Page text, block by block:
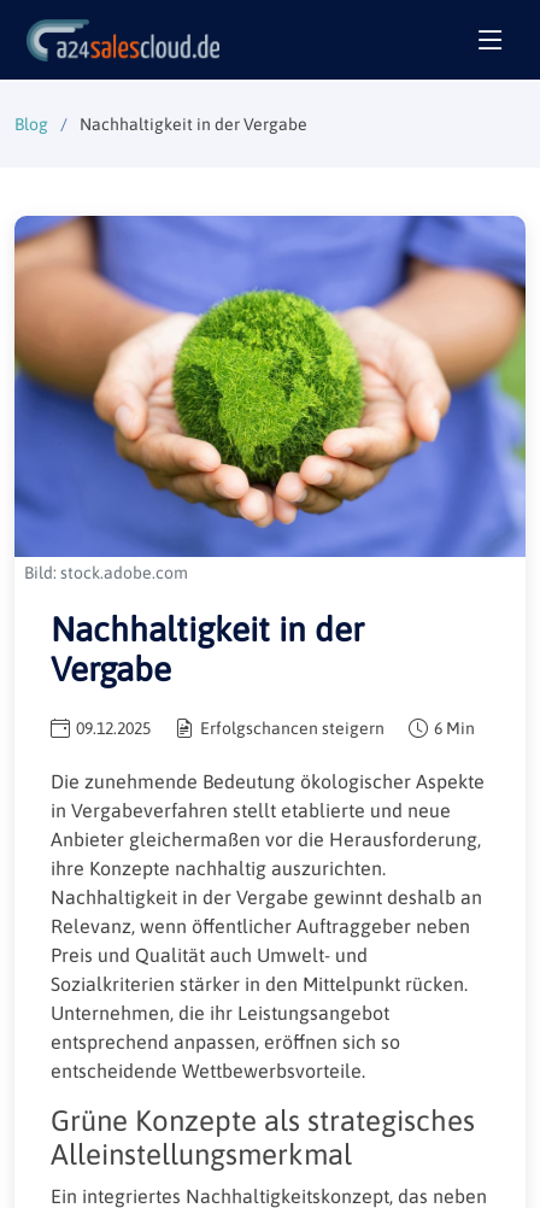
Blog Nachhaltigkeit in der Vergabe
Bild: stock.adobe.com
Nachhaltigkeit in der
Vergabe
09.12.2025 Erfolgschancen steigern 6 Min
Die zunehmende Bedeutung ökologischer Aspekte
in Vergabeverfahren stellt etablierte und neue
Anbieter gleichermaßen vor die Herausforderung,
ihre Konzepte nachhaltig auszurichten.
Nachhaltigkeit in der Vergabe gewinnt deshalb an
Relevanz, wenn öffentlicher Auftraggeber neben
Preis und Qualität auch Umwelt- und
Sozialkriterien stärker in den Mittelpunkt rücken.
Unternehmen, die ihr Leistungsangebot
entsprechend anpassen, eröffnen sich so
entscheidende Wettbewerbsvorteile.
Grüne Konzepte als strategisches
Alleinstellungsmerkmal
Ein integriertes Nachhaltigkeitskonzept, das neben